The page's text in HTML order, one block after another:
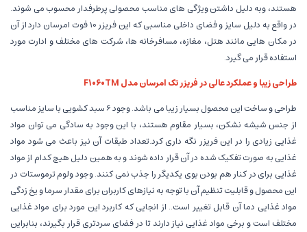
هستند، وبه دلیل داشتن ویژگی های مناسب محصولی پرطرفدار محسوب می شوند.
در واقع به دلیل سایز و فضای داخلی مناسبی که این فریزر 10 فوت امرسان دارد از آن
در مکان هایی مانند هتل، مغازه، مسافرخانه ها، شرکت های مختلف و ادارت مورد
استفاده قرار می گیرد.
طراحی زیبا و عملکرد عالی در فریزر تک امرسان مدل F1060TM
طراحی و ساخت این محصول بسیار زیبا می باشد. وجود 6 سبد کشویی با سایز مناسب
از جنس شیشه نشکن، بسیار مقاوم هستند، با این وجود به سادگی می توان مواد
غذایی زیادی را در این فریزر نگه داری کرد.تعداد طبقات آن نیز باعث می شود مواد
غذایی به صورت تفکیک شده در آن قرار داده شوند و به همین دلیل هیچ کدام از مواد
غذایی برای در کنار هم بودن بوی یکدیگر را جذب نمی کنند. وجود ولوم ترموستات در
این محصول و قابلیت تنظیم آن با توجه به نیازهای کاربران برای مقدار سرما و یخ زدگی
مواد غذایی دما آن قابل تغییر است.. از انجایی که کاربرد این مورد برای مواد غذایی
مختلف است و برخی مواد غذایی نیاز دارند تا در فضای سردتری قرار بگیرند، بنابراین